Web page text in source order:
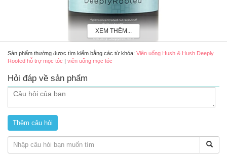
Viên uống Hush & Hush Deeply Rooted hỗ trợ mọc tóc
Ưu điểm nổi bật
Công thức bổ sung phức hợp Tocotrienol gốc thực vật tốt cho
da, tóc và móng.
Hỗ trợ mọc tóc và tăng độ dày sợi tóc nhờ bổ sung các
dưỡng chất cho nang tóc.
XEM THÊM...
Sản phẩm thường được tìm kiếm bằng các từ khóa: Viên uống Hush & Hush Deeply
Rooted hỗ trợ mọc tóc | viên uống mọc tóc
Hỏi đáp về sản phẩm